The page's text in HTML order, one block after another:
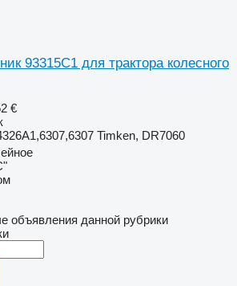
93315C1 для трактора колесного
€
Timken, DR7060
объявления данной рубрики